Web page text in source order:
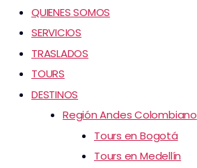
QUIENES SOMOS
SERVICIOS
TRASLADOS
TOURS
DESTINOS
Región Andes Colombiano
Tours en Bogotá
Tours en Medellín